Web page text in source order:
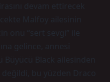
devam ettirecek
Malfoy ailesinin
onu “sert sevgi” ile
gelince, annesi
Büyücü Black ailesinden
bu yüzden Draco